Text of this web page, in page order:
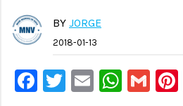
BY JORGE
2018-01-13
Facebook
Twitter
Email